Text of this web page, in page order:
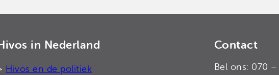
in Nederland
Hivos en de politiek
Contact
Bel ons: 070